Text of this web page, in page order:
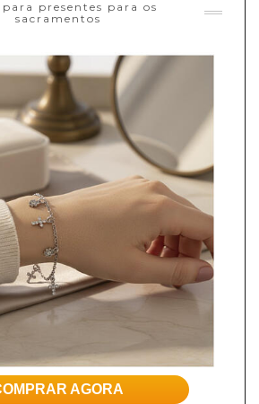
para presentes para os
sacramentos
AGORA